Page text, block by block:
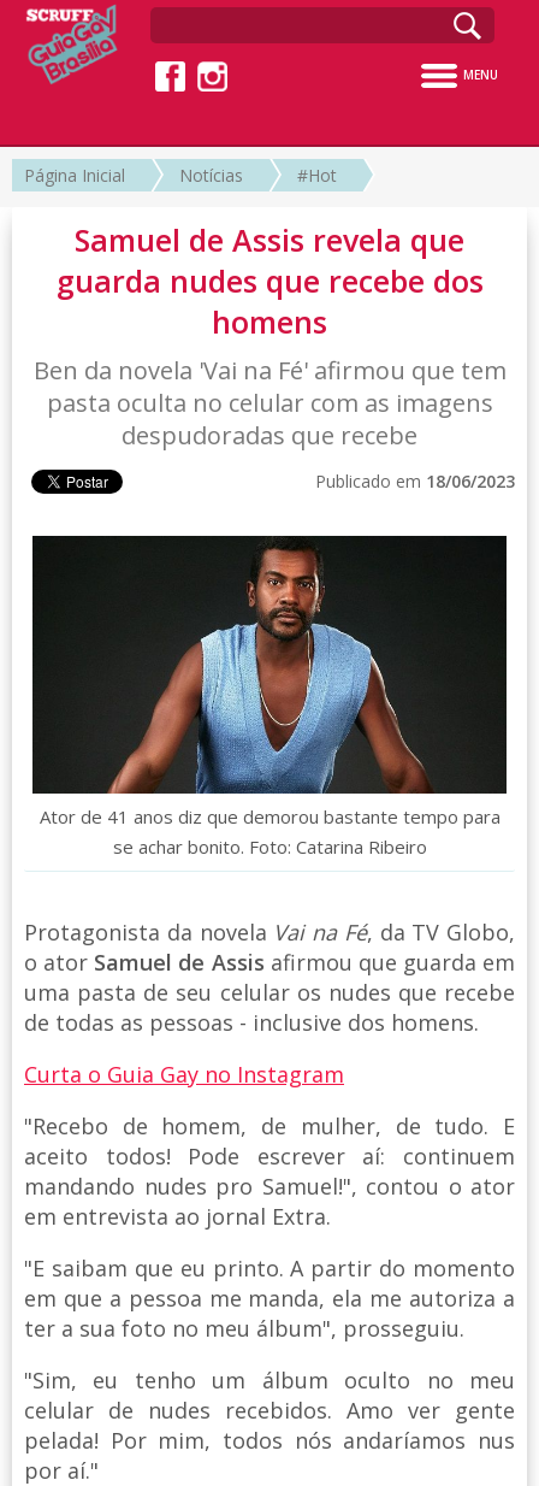
MENU
Página Inicial Notícias #Hot
Samuel de Assis revela que
guarda nudes que recebe dos
homens
Ben da novela 'Vai na Fé' afirmou que tem
pasta oculta no celular com as imagens
despudoradas que recebe
Publicado em 18/06/2023
Ator de 41 anos diz que demorou bastante tempo para
se achar bonito. Foto: Catarina Ribeiro
Protagonista da novela Vai na Fé, da TV Globo,
o ator Samuel de Assis afirmou que guarda em
uma pasta de seu celular os nudes que recebe
de todas as pessoas - inclusive dos homens.
Curta o Guia Gay no Instagram
"Recebo de homem, de mulher, de tudo. E
aceito todos! Pode escrever aí: continuem
mandando nudes pro Samuel!", contou o ator
em entrevista ao jornal Extra.
"E saibam que eu printo. A partir do momento
em que a pessoa me manda, ela me autoriza a
ter a sua foto no meu álbum", prosseguiu.
"Sim, eu tenho um álbum oculto no meu
celular de nudes recebidos. Amo ver gente
pelada! Por mim, todos nós andaríamos nus
por aí."